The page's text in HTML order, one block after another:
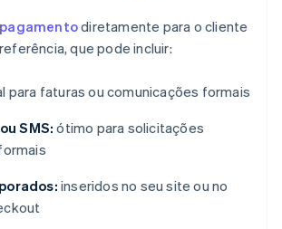
diretamente para o cliente
que pode incluir:
para faturas ou comunicações formais
SMS: ótimo para solicitações
inseridos no seu site ou no